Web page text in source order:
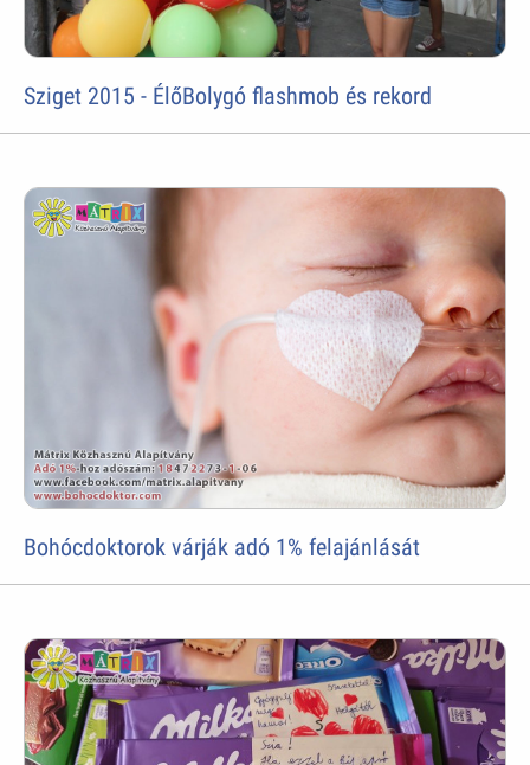
Sziget 2015 - ÉlőBolygó flashmob és rekord
Bohócdoktorok várják adó 1% felajánlását